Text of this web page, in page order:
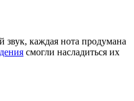
каждая нота продумана
смогли насладиться их